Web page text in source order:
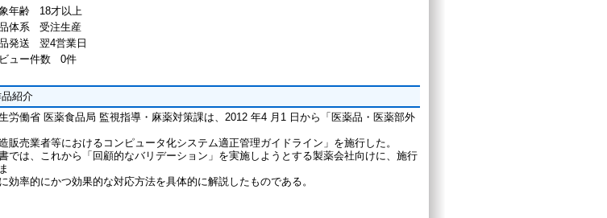
年齢 18才以上
体系 受注生産
発送 翌4営業日
ュー件数 0件
紹介
労働省 医薬食品局 監視指導・麻薬対策課は、2012 年4 月1 日から「医薬品・医薬部外
販売業者等におけるコンピュータ化システム適正管理ガイドライン」を施行した。
では、これから「回顧的なバリデーション」を実施しようとする製薬会社向けに、施行
効率的にかつ効果的な対応方法を具体的に解説したものである。